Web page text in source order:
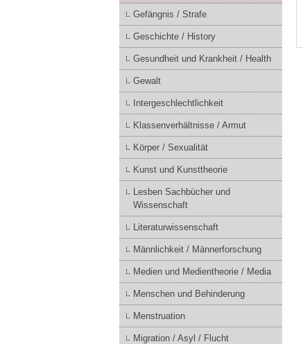
Gefängnis / Strafe
Geschichte / History
Gesundheit und Krankheit / Health
Gewalt
Intergeschlechtlichkeit
Klassenverhältnisse / Armut
Körper / Sexualität
Kunst und Kunsttheorie
Lesben Sachbücher und
Wissenschaft
Literaturwissenschaft
Männlichkeit / Männerforschung
Medien und Medientheorie / Media
Menschen und Behinderung
Menstruation
Migration / Asyl / Flucht